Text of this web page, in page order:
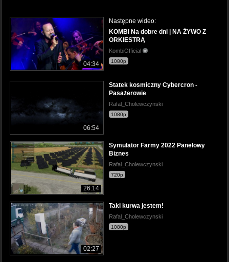
04:34
Następne wideo:
KOMBI Na dobre dni | NA ŻYWO Z
ORKIESTRĄ
KombiOfficial
1080p
06:54
Statek kosmiczny Cybercron -
Pasażerowie
Rafal_Cholewczynski
1080p
26:14
Symulator Farmy 2022 Panelowy
Biznes
Rafal_Cholewczynski
720p
02:27
Taki kurwa jestem!
Rafal_Cholewczynski
1080p